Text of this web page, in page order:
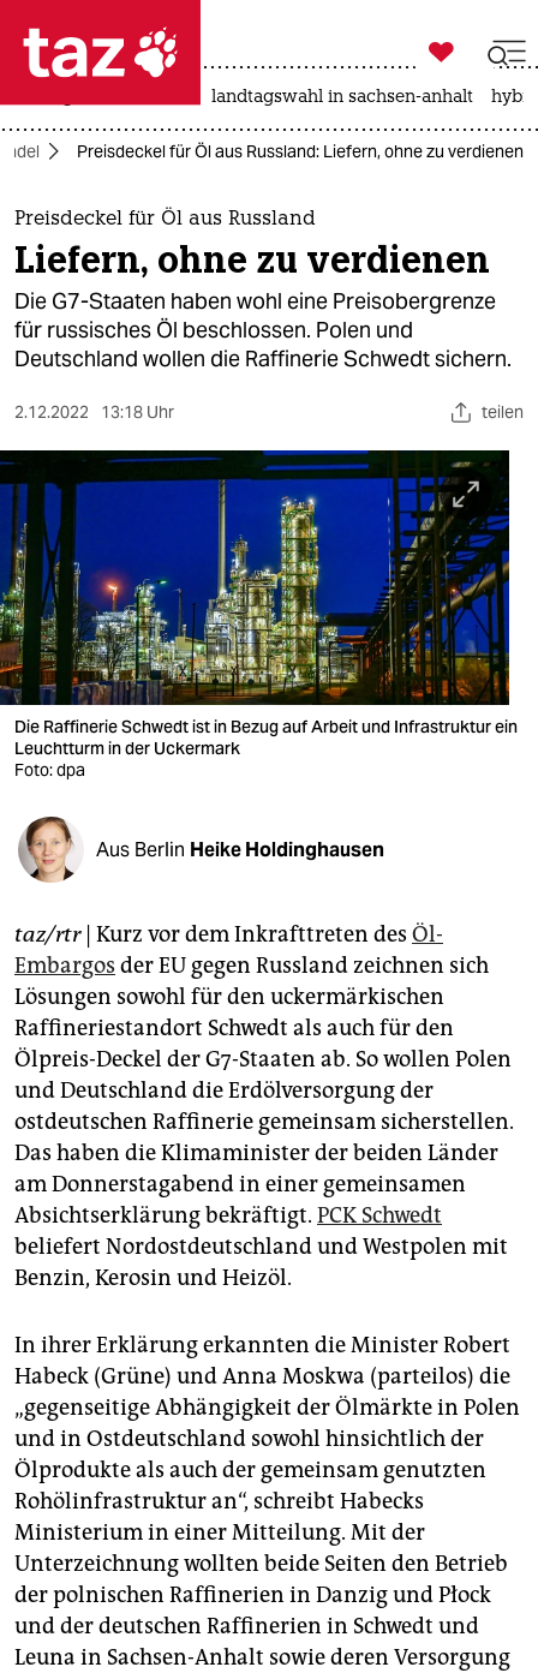
 taz zahl ich
taz zahl ich
themen
politik
öko
sport
berlin
nord
wahrheit
verlag
verlag
shop
fragen & hilfe
unterstützen
abo
genossenschaft
epaper login

taz zahl ich
landtagswahl in sachsen-anhalt
Preisdeckel für Öl aus Russland: Liefern, ohne zu verdienen
Preisdeckel für Öl aus Russland
Liefern, ohne zu verdienen
Die G7-Staaten haben wohl eine Preisobergrenze
für russisches Öl beschlossen. Polen und
Deutschland wollen die Raffinerie Schwedt sichern.
2.12.2022 13:18 Uhr teilen
Die Raffinerie Schwedt ist in Bezug auf Arbeit und Infrastruktur ein
Leuchtturm in der Uckermark
Foto: dpa
Aus Berlin Heike Holdinghausen
taz/rtr| Kurz vor dem Inkrafttreten des Öl-
Embargos der EU gegen Russland zeichnen sich
Lösungen sowohl für den uckermärkischen
Raffineriestandort Schwedt als auch für den
Ölpreis-Deckel der G7-Staaten ab. So wollen Polen
und Deutschland die Erdölversorgung der
ostdeutschen Raffinerie gemeinsam sicherstellen.
Das haben die Klimaminister der beiden Länder
am Donnerstagabend in einer gemeinsamen
Absichtserklärung bekräftigt. PCK Schwedt
beliefert Nordostdeutschland und Westpolen mit
Benzin, Kerosin und Heizöl.
In ihrer Erklärung erkannten die Minister Robert
Habeck (Grüne) und Anna Moskwa (parteilos) die
„gegenseitige Abhängigkeit der Ölmärkte in Polen
und in Ostdeutschland sowohl hinsichtlich der
Ölprodukte als auch der gemeinsam genutzten
Rohölinfrastruktur an“, schreibt Habecks
Ministerium in einer Mitteilung. Mit der
Unterzeichnung wollten beide Seiten den Betrieb
der polnischen Raffinerien in Danzig und Płock
und der deutschen Raffinerien in Schwedt und
Leuna in Sachsen-Anhalt sowie deren Versorgung